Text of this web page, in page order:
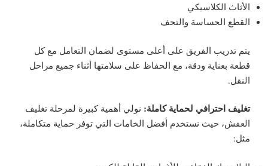
الأثاث الكلاسيكي
القطع الحساسة والتحف
يتم تدريب الفريق على أعلى مستوى لضمان التعامل مع كل
قطعة بعناية ودقة، مع الحفاظ على سلامتها أثناء جميع مراحل
النقل.
تغليف احترافي لحماية كاملة: نولي أهمية كبيرة لمرحلة تغليف
العفش، حيث نستخدم أفضل الخامات التي توفر حماية متكاملة،
مثل: